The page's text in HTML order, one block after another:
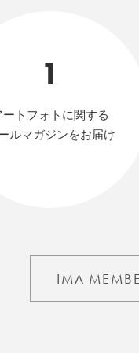
1
ートフォトに関する
ルマガジンをお届け
IMA